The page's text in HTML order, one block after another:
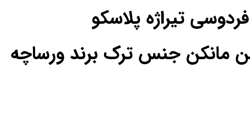
تیراژه پلاسکو
مانکن جنس ترک برند ورساچه